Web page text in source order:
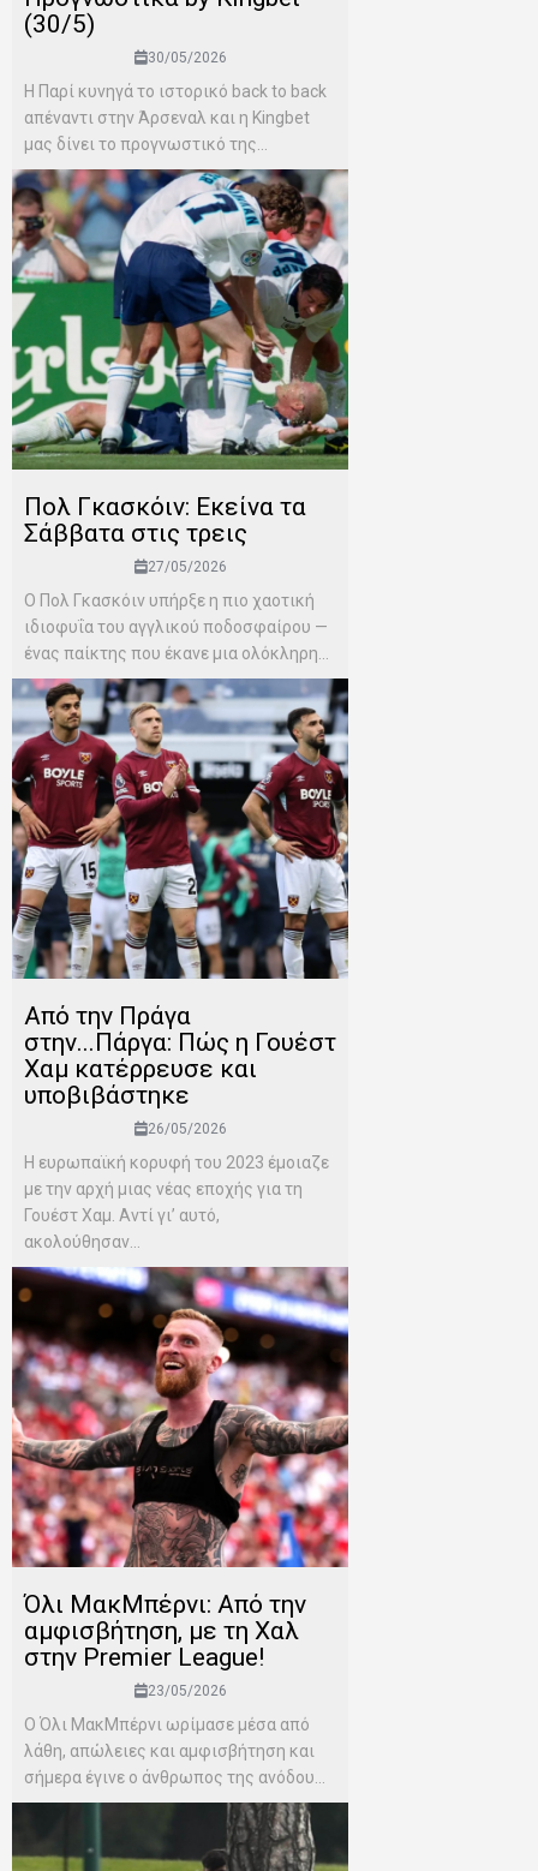
(30/5)
30/05/2026
Η Παρί κυνηγά το ιστορικό back to back
απέναντι στην Άρσεναλ και η Kingbet
μας δίνει το προγνωστικό της...
Πολ Γκασκόιν: Εκείνα τα
Σάββατα στις τρεις
27/05/2026
Ο Πολ Γκασκόιν υπήρξε η πιο χαοτική
ιδιοφυΐα του αγγλικού ποδοσφαίρου —
ένας παίκτης που έκανε μια ολόκληρη...
Από την Πράγα
στην...Πάργα: Πώς η Γουέστ
Χαμ κατέρρευσε και
υποβιβάστηκε
26/05/2026
Η ευρωπαϊκή κορυφή του 2023 έμοιαζε
με την αρχή μιας νέας εποχής για τη
Γουέστ Χαμ. Αντί γι’ αυτό,
ακολούθησαν...
Όλι ΜακΜπέρνι: Aπό την
αμφισβήτηση, με τη Χαλ
στην Premier League!
23/05/2026
Ο Όλι ΜακΜπέρνι ωρίμασε μέσα από
λάθη, απώλειες και αμφισβήτηση και
σήμερα έγινε ο άνθρωπος της ανόδου...